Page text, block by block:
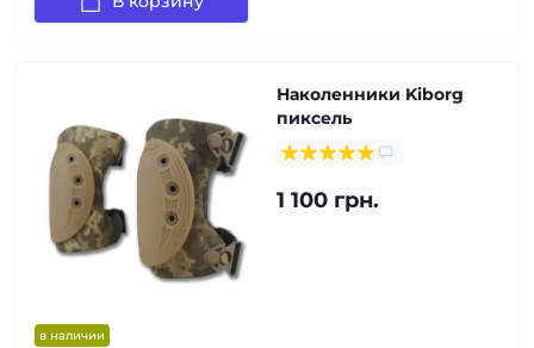
в наличии
Наколенники Kiborg
пиксель
1 100 грн.